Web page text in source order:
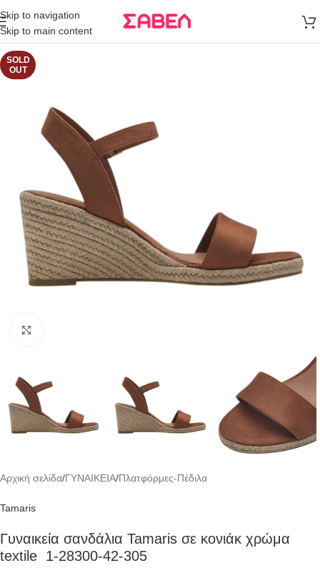
Skip to navigation
Skip to main content
άνω των 80€
Παραγγελία
SOLD
OUT
Αρχική σελίδα/ΓΥΝΑΙΚΕΙΑ/Πλατφόρμες-Πέδιλα
Tamaris
Γυναικεία σανδάλια Tamaris σε κονιάκ χρώμα
textile 1-28300-42-305